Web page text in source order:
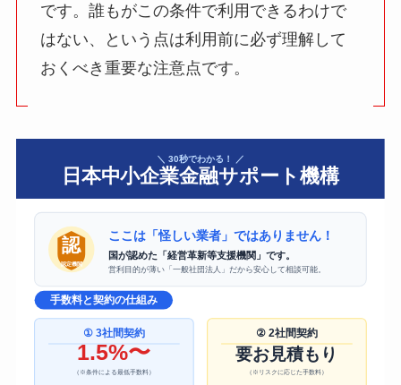
です。誰もがこの条件で利用できるわけで
はない、という点は利用前に必ず理解して
おくべき重要な注意点です。